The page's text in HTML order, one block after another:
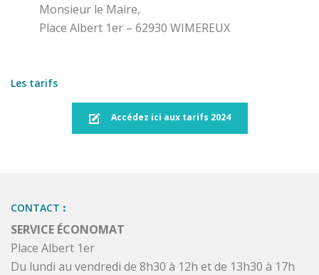
Monsieur le Maire,
Place Albert 1er – 62930 WIMEREUX
Les tarifs
Accédez ici aux tarifs 2024
CONTACT :
SERVICE ÉCONOMAT
Place Albert 1er
Du lundi au vendredi de 8h30 à 12h et de 13h30 à 17h